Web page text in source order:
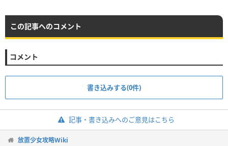
この記事へのコメント
コメント
書き込みする(0件)
記事・書き込みへのご意見はこちら
放置少女攻略Wiki